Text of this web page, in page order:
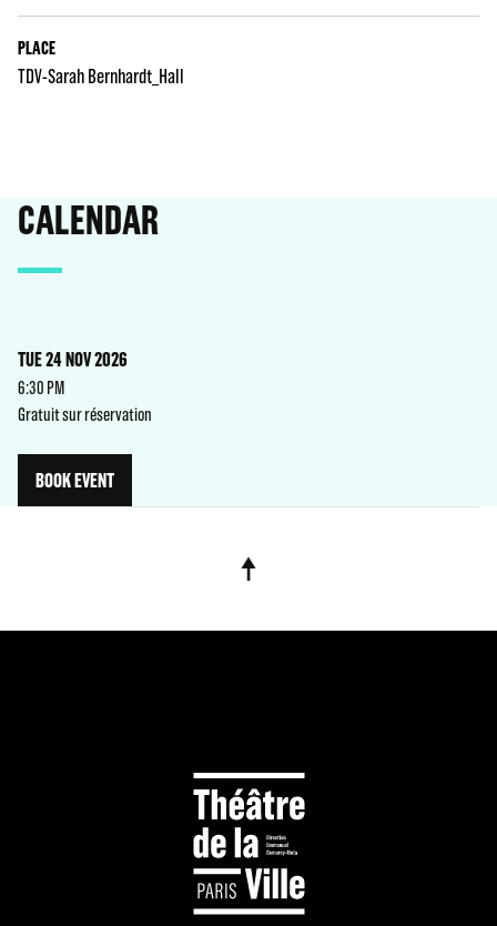
PLACE
TDV-Sarah Bernhardt_Hall
CALENDAR
TUE 24 NOV 2026
6:30 PM
Gratuit sur réservation
BOOK EVENT